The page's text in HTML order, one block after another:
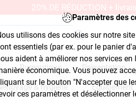
Paramètres des
utilisons des cookies sur notre
essentiels (par ex. pour le panier
aident à améliorer nos services en
économique. Vous pouvez
sur le bouton "N'accepter que
ces paramètres et désélectionner
20% DE RÉDUCTION +
Bureautique Présentation
& hygiène Équipement